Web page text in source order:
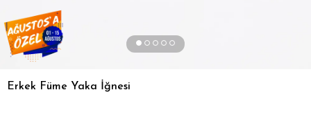
Erkek Füme Yaka İğnesi